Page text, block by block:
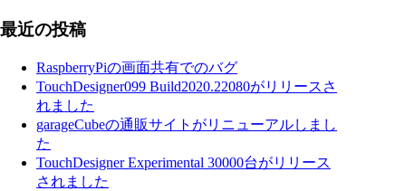
最近の投稿
RaspberryPiの画面共有でのバグ
TouchDesigner099 Build2020.22080がリリースさ
れました
garageCubeの通販サイトがリニューアルしまし
た
TouchDesigner Experimental 30000台がリリース
されました